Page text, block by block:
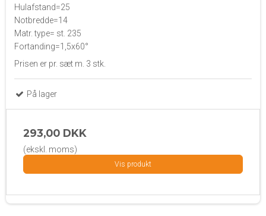
Hulafstand=25
Notbredde=14
Matr. type= st. 235
Fortanding=1,5x60°
Prisen er pr. sæt m. 3 stk.
På lager
293,00 DKK
(ekskl. moms)
Vis produkt